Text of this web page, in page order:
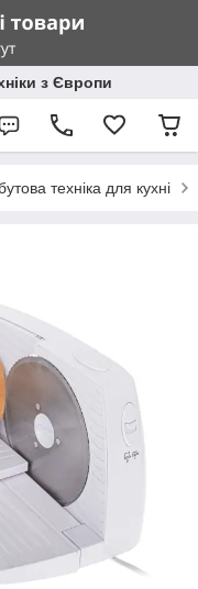
з Європи
техніка для кухні